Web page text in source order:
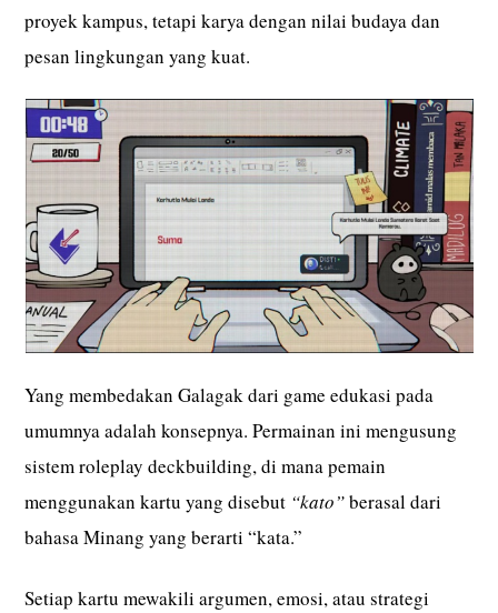
proyek kampus, tetapi karya dengan nilai budaya dan
pesan lingkungan yang kuat.
Yang membedakan Galagak dari game edukasi pada
umumnya adalah konsepnya. Permainan ini mengusung
sistem roleplay deckbuilding, di mana pemain
menggunakan kartu yang disebut “kato”berasal dari
bahasa Minang yang berarti “kata.”
Setiap kartu mewakili argumen, emosi, atau strategi